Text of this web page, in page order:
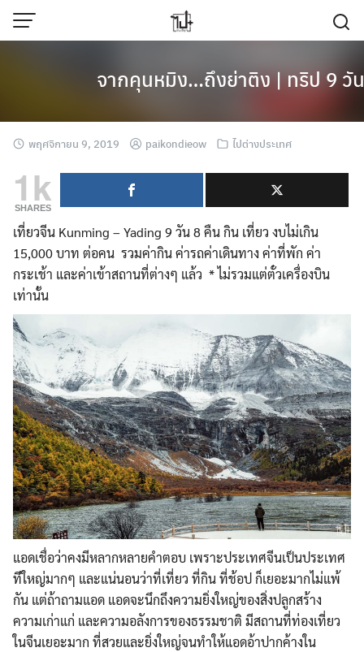
Skip
จากคุนหมิง…ถึงย่าติง | ทริป 9 วั
พฤศจิกายน 9, 2019 paikondieow ไปต่างประเทศ
1k
SHARES
เที่ยวจีน Kunming – Yading 9 วัน 8 คืน กิน เที่ยว งบไม่เกิน
15,000 บาท ต่อคน รวมค่ากิน ค่ารถค่าเดินทาง ค่าที่พัก ค่า
กระเช้า และค่าเข้าสถานที่ต่างๆ แล้ว * ไม่รวมแต่ตั๋วเครื่องบิน
เท่านั้น
แอดเชื่อว่าคงมีหลากหลายคำตอบ เพราะประเทศจีนเป็นประเทศ
ที่ใหญ่มากๆ และแน่นอนว่าที่เที่ยว ที่กิน ที่ช้อป ก็เยอะมากไม่แพ้
กัน แต่ถ้าถามแอด แอดจะนึกถึงความยิ่งใหญ่ของสิ่งปลูกสร้าง
ความเก่าแก่ และความอลังการของธรรมชาติ มีสถานที่ท่องเที่ยว
ในจีนเยอะมาก ที่สวยและยิ่งใหญ่จนทำให้แอดอ้าปากค้างใน